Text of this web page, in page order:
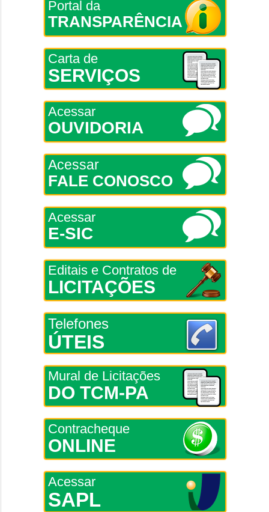
Portal da
TRANSPARÊNCIA
Carta de
SERVIÇOS
Acessar
OUVIDORIA
Acessar
FALE CONOSCO
Acessar
E-SIC
Editais e Contratos de
LICITAÇÕES
Telefones
ÚTEIS
Mural de Licitações
DO TCM-PA
Contracheque
ONLINE
Acessar
SAPL